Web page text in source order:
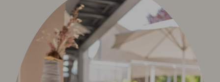
Spa Anwendungen
Ruheoasen
Exquisit Garten
Sport & Aktiv
Golf mit Ausblick